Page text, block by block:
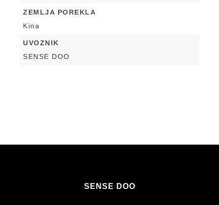
ZEMLJA POREKLA
Kina
UVOZNIK
SENSE DOO
SENSE DOO